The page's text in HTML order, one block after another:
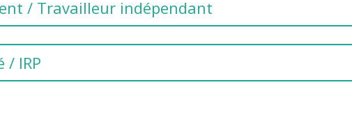
/ Travailleur indépendant
/ IRP